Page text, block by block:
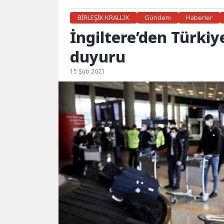
BİRLEŞİK KRALLIK Gündem Haberler
İngiltere’den
duyuru
15 Şub 2021